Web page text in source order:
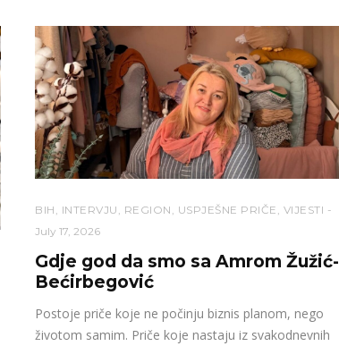
BIH INTERVJU REGION USPJEŠNE PRIČE VIJESTI
July 17, 2026
Gdje god da smo sa Amrom Žužić-
Bećirbegović
Postoje priče koje ne počinju biznis planom, nego
životom samim. Priče koje nastaju iz svakodnevnih